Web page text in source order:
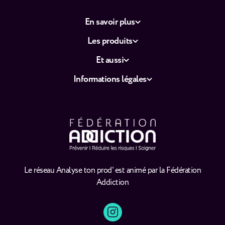
Le réseau Analyse ton prod' est animé par la Fédération
Addiction
En savoir plus
Les produits
Et aussi
Informations légales